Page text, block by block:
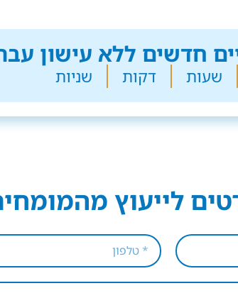
חדשים ללא עישון
שעות דקות שניות
לייעוץ